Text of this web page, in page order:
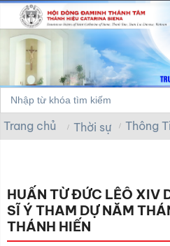
Trang chủ Thời sự Thông
HUẤN TỪ ĐỨC LÊÔ XIV
SĨ Ý THAM DỰ NĂM
THÁNH HIẾN